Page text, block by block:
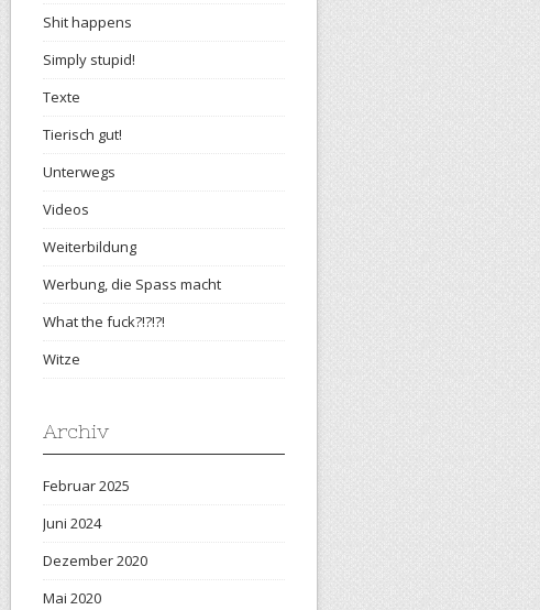
Shit happens
Simply stupid!
Texte
Tierisch gut!
Unterwegs
Videos
Weiterbildung
Werbung, die Spass macht
What the fuck?!?!?!
Witze
Archiv
Februar 2025
Juni 2024
Dezember 2020
Mai 2020